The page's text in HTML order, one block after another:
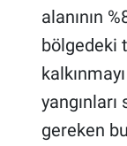
alanının
bölgedeki
yangınları
gereken